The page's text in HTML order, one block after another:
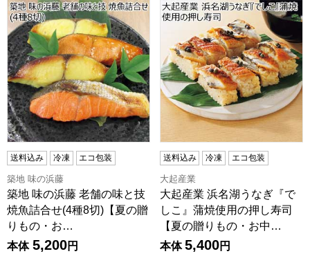
築地 味の浜藤 老舗の味と技 焼魚詰合せ(4種8切)【夏の贈り
送料込み 冷凍 エコ包装
築地 味の浜藤
築地 味の浜藤 老舗の味と技
焼魚詰合せ(4種8切)【夏の贈
りもの・お…
本体 5,200円
大起産業 浜名湖うなぎ『で
送料込み 冷凍 エコ包装
大起産業
大起産業 浜名湖うなぎ『で
しこ』蒲焼使用の押し寿司
【夏の贈りもの・お中…
本体 5,400円